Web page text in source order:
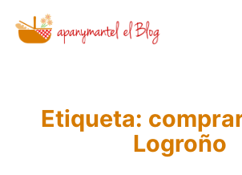
Saltar
Novedades
Etiqueta:
Logroño